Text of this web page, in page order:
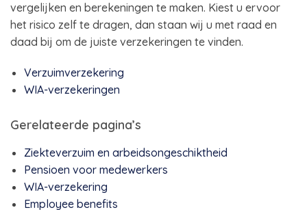
vergelijken en berekeningen te maken. Kiest u ervoor
het risico zelf te dragen, dan staan wij u met raad en
daad bij om de juiste verzekeringen te vinden.
Verzuimverzekering
WIA-verzekeringen
Gerelateerde pagina’s
Ziekteverzuim en arbeidsongeschiktheid
Pensioen voor medewerkers
WIA-verzekering
Employee benefits